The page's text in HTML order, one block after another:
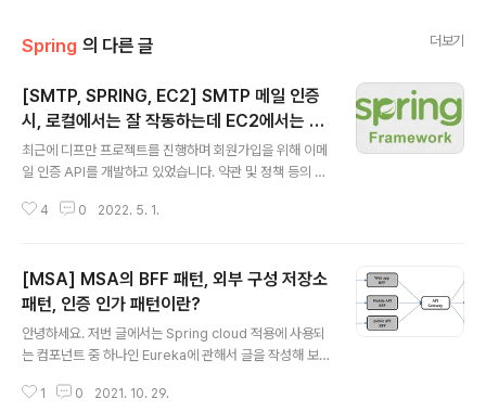
Spring 의 다른 글 더보기
[SMTP, SPRING, EC2] SMTP 메일 인증
시, 로컬에서는 잘 작동하는데 EC2에서는 왜
FAIL이 발생할까?
최근에 디프만 프로젝트를 진행하며 회원가입을 위해 이메
일 인증 API를 개발하고 있었습니다. 약관 및 정책 등의 링
증이 되는 flow 였습니다. 허나 이게 로컬에선 잘 돼는데,
이유는 SMTP의 기본 port는 25입니다. 하지만, Amaz
on EC2 서버에서는 SMTP port 25을 이용해서 메일을
보내는 것이 전송이 제한이 되어 있기 때문이였습니다. 따
라서 Ec2 환경에서 기본 port인 25를 사용하게 돼면 이
포트가 아닌 다른 포트 465, 587 포트를 사용해..
4 0 2022. 5. 1.
[MSA] MSA의 BFF 패턴, 외부 구성 저장소
패턴, 인증 인가 패턴이란?
안녕하세요. 저번 글에서는 Spring cloud 적용에 사용되
는 컴포넌트 중 하나인 Eureka에 관해서 글을 작성해 보
하겠습니다. BFF (Backend for Frontend) 패턴이란?
1 0 2021. 10. 29.